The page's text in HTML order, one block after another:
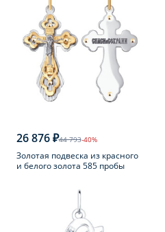
26 876 ₽44 793-40%
Золотая подвеска из красного
и белого золота 585 пробы